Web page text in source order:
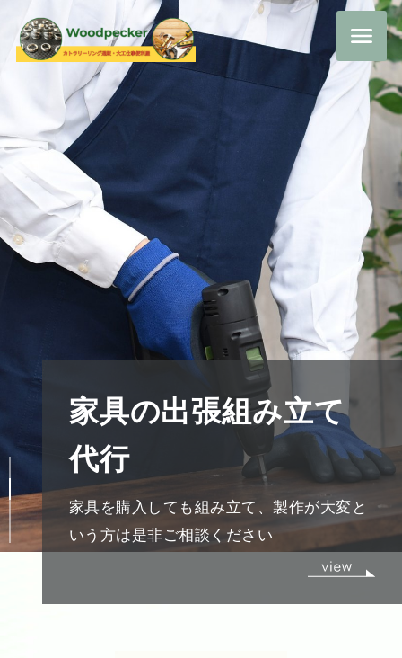
鍵のトラブル、調整
鍵のトラブルを出張で調整いたします。